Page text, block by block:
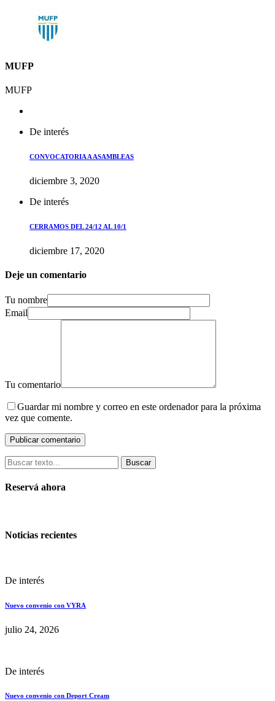
MUFP
MUFP
De interés
CONVOCATORIA A ASAMBLEAS
diciembre 3, 2020
De interés
CERRAMOS DEL 24/12 AL 10/1
diciembre 17, 2020
Deje un comentario
Tu nombre
Email
Tu comentario
Guardar mi nombre y correo en este ordenador para la próxima
vez que comente.
Buscar
Reservá ahora
Noticias recientes
De interés
Nuevo convenio con VYRA
julio 24, 2026
De interés
Nuevo convenio con Deport Cream